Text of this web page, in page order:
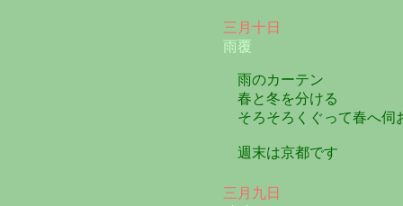
三月十日
雨覆
雨のカーテン
春と冬を分ける
そろそろくぐって春へ伺
週末は京都です
三月九日